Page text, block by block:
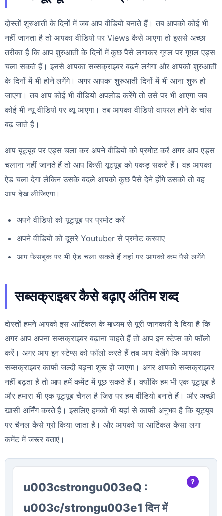
दोस्तों शुरुआती के दिनों में जब आप वीडियो बनाते हैं। तब आपको कोई भी
नहीं जानता है तो आपका वीडियो पर Views कैसे आएगा तो इससे अच्छा
तरीका है कि आप शुरुआती के दिनों में कुछ पैसे लगाकर गूगल पर गूगल एड्स
चला सकते हैं। इससे आपका सब्सक्राइबर बढ़ने लगेगा और आपको शुरुआती
के दिनों में भी होने लगेंगे। अगर आपका शुरुआती दिनों में भी आना शुरू हो
जाएगा। तब आप कोई भी वीडियो अपलोड करेंगे तो उसे पर भी आएगा जब
कोई भी न्यू वीडियो पर व्यू आएगा। तब आपका वीडियो वायरल होने के चांस
बढ़ जाते हैं।
आप यूट्यूब पर एड्स चला कर अपने वीडियो को प्रमोट करें अगर आप एड्स
चलाना नहीं जानते हैं तो आप किसी यूट्यूब को पकड़ सकते हैं। वह आपका
ऐड चला देगा लेकिन उसके बदले आपको कुछ पैसे देने होंगे उसको तो वह
आप देख लीजिएगा।
अपने वीडियो को यूट्यूब पर प्रमोट करें
अपने वीडियो को दूसरे Youtuber से प्रमोट करवाए
आप फेसबुक पर भी ऐड चला सकते हैं वहां पर आपको कम पैसे लगेंगे
सब्सक्राइबर कैसे बढ़ाए अंतिम शब्द
दोस्तों हमने आपको इस आर्टिकल के माध्यम से पूरी जानकारी दे दिया है कि
अगर आप अपना सब्सक्राइबर बढ़ाना चाहते हैं तो आप इन स्टेप्स को फॉलो
करें। अगर आप इन स्टेप्स को फॉलो करते हैं तब आप देखेंगे कि आपका
सब्सक्राइबर काफी जल्दी बढ़ना शुरू हो जाएगा। अगर आपको सब्सक्राइबर
नहीं बढ़ता है तो आप हमें कमेंट में पूछ सकते हैं। क्योंकि हम भी एक यूट्यूब है
और हमारा भी एक यूट्यूब चैनल है जिस पर हम वीडियो बनाते हैं। और अच्छी
खासी अर्निंग करते हैं। इसलिए हमको भी यहां से काफी अनुभव है कि यूट्यूब
पर चैनल कैसे ग्रो किया जाता है। और आपको या आर्टिकल कैसा लगा
कमेंट में जरूर बताएं।
u003cstrongu003eQ :
u003c/strongu003e1 दिन में